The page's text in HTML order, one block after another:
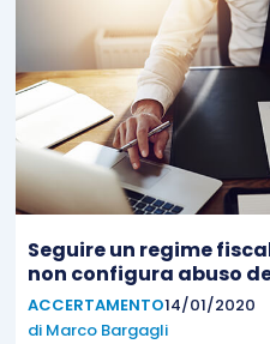
Seguire un regime
non configura abuso
ACCERTAMENTO14/01/2020
di Marco Bargagli